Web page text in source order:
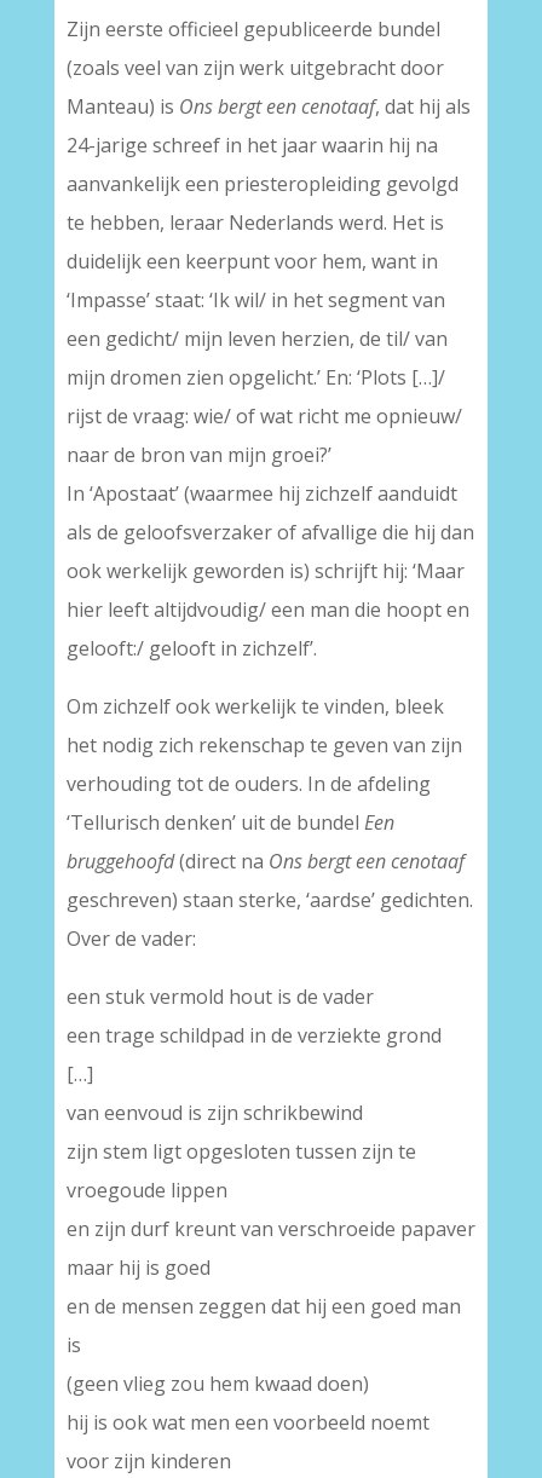
Zijn eerste officieel gepubliceerde bundel
(zoals veel van zijn werk uitgebracht door
Manteau) is Ons bergt een cenotaaf, dat hij als
24-jarige schreef in het jaar waarin hij na
aanvankelijk een priesteropleiding gevolgd
te hebben, leraar Nederlands werd. Het is
duidelijk een keerpunt voor hem, want in
‘Impasse’ staat: ‘Ik wil/ in het segment van
een gedicht/ mijn leven herzien, de til/ van
mijn dromen zien opgelicht.’ En: ‘Plots […]/
rijst de vraag: wie/ of wat richt me opnieuw/
naar de bron van mijn groei?’
In ‘Apostaat’ (waarmee hij zichzelf aanduidt
als de geloofsverzaker of afvallige die hij dan
ook werkelijk geworden is) schrijft hij: ‘Maar
hier leeft altijdvoudig/ een man die hoopt en
gelooft:/ gelooft in zichzelf’.
Om zichzelf ook werkelijk te vinden, bleek
het nodig zich rekenschap te geven van zijn
verhouding tot de ouders. In de afdeling
‘Tellurisch denken’ uit de bundel Een
bruggehoofd(direct na Ons bergt een cenotaaf
geschreven) staan sterke, ‘aardse’ gedichten.
Over de vader:
een stuk vermold hout is de vader
een trage schildpad in de verziekte grond
[…]
van eenvoud is zijn schrikbewind
zijn stem ligt opgesloten tussen zijn te
vroegoude lippen
en zijn durf kreunt van verschroeide papaver
maar hij is goed
en de mensen zeggen dat hij een goed man
is
(geen vlieg zou hem kwaad doen)
hij is ook wat men een voorbeeld noemt
voor zijn kinderen